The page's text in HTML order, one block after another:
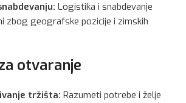
Logistika i snabdevanje
zbog geografske pozicije i zimskih
otvaranje
tržišta: Razumeti potrebe i želje